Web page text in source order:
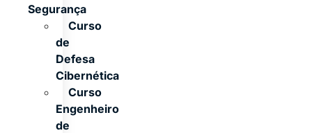
Segurança
Curso
de
Defesa
Cibernética
Curso
Engenheiro
de